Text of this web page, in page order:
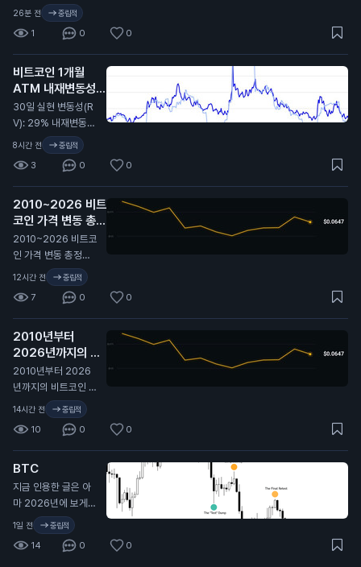
LARITY Act가 미뤄
졌을 때 비트코인이
9.7만 달러에서 6.4
만 달러까지 떡락했었
지. 무슨 뜻인지 알
지…
26분 전 중립적
1 0 0
비트코인 1개월
ATM 내재변동성
(IV): 32%
N
30일 실현 변동성(R
V): 29% 내재변동성
이 실현 대비 2.4포인
트 높게 형성돼 있고,
지난 2년 기준 대략 4
6퍼센타일 구간. 극단
적이진 않지만 옵션
시장은 여전히 최근
비트코인이 보여준 것
보다 더 큰 움직임을
프라이싱 중. 여기서
실현 변동성이 따라
올라갈까, 아니면 내
재 변동성이 계속 눌
릴까?
8시간 전 중립적
3 0 0
2010~2026 비트
코인 가격 변동 총정
리 🫡
N
2010~2026 비트코
인 가격 변동 총정리
🫡
12시간 전 중립적
7 0 0
2010년부터
2026년까지의 비
트코인 가격 변동 전
체 역사. 🫡
N
2010년부터 2026
년까지의 비트코인 가
격 변동 전체 역사. 🫡
14시간 전 중립적
10 0 0
BTC
지금 인용한 글은 아
마 2026년에 보게
될 글 중 가장 중요한
글 중 하나일 거야. 시
간 내서 제대로 뜯어
1일 전 중립적
14 0 0